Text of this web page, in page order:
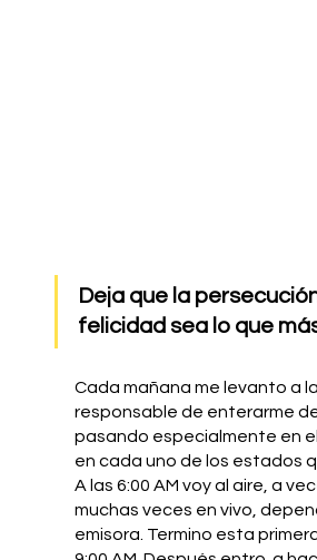
Deja que la
felicidad sea lo que
Cada mañana me levanto a
responsable de enterarme
pasando especialmente en
en cada uno de los estados
A las 6:00 AM voy al aire, a
muchas veces en vivo,
emisora. Termino esta